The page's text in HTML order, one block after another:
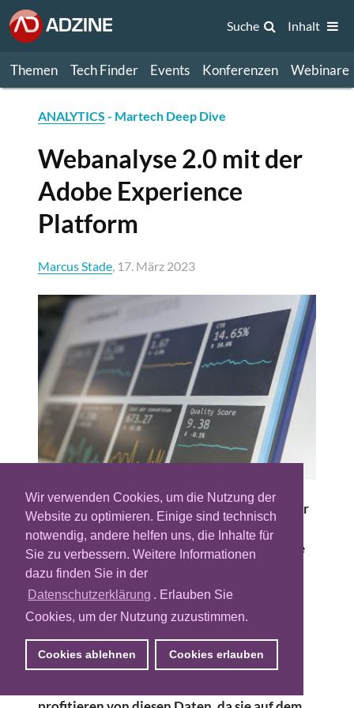
Wir verwenden Cookies, um die Nutzung der
Website zu optimieren. Einige sind technisch
notwendig, andere helfen uns, die Inhalte für
Sie zu verbessern. Weitere Informationen
dazu finden Sie in der
Datenschutzerklärung . Erlauben Sie
Cookies, um der Nutzung zuzustimmen.
Cookies ablehnen Cookies erlauben
Themen Tech Finder Events Konferenzen Webinare
Suche Inhalt
ANALYTICS - Martech Deep Dive
Webanalyse 2.0 mit der
Adobe Experience
Platform
Marcus Stade, 17. März 2023
Adieu Datensilos? Adobe probiert es. Mit der
Adobe Experience Platform (AEP) schlägt
Adobe einen neuen Kurs für die Webanalyse
ein. Durch ein einheitliches Datenschema
lassen sich personenbezogene Daten und
verhaltensbasierte Webdaten in der
Plattform zentral speichern und je nach
Umfang der Einwilligung des Nutzers auch
zusammenführen. Tools wie Customer